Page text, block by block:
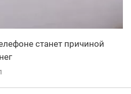
станет причиной